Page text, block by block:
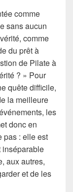
comme
sans aucun
comme
du prêt à
de Pilate à
? » Pour
quête difficile,
la meilleure
les
donc en
pas : elle est
inséparable
aux autres,
et de les